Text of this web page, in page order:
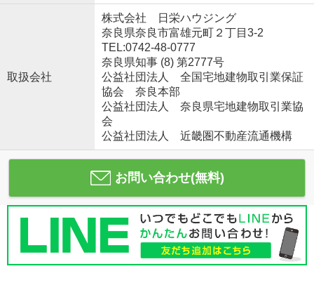
取扱会社
株式会社 日栄ハウジング
奈良県奈良市富雄元町２丁目3-2
TEL:0742-48-0777
奈良県知事 (8) 第2777号
公益社団法人 全国宅地建物取引業保証
協会 奈良本部
公益社団法人 奈良県宅地建物取引業協
会
公益社団法人 近畿圏不動産流通機構
お問い合わせ(無料)